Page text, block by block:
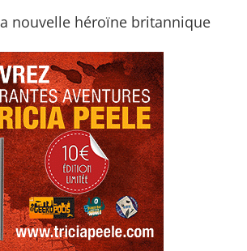
nouvelle héroïne britannique